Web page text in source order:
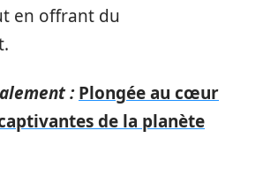
en offrant du
: Plongée au cœur
de la planète